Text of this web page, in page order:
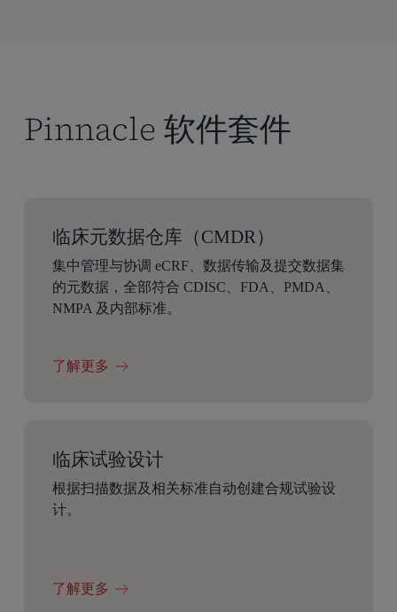
Pinnacle 软件套件
临床元数据仓库（CMDR）
集中管理与协调 eCRF、数据传输及提交数据集
的元数据，全部符合 CDISC、FDA、PMDA、
NMPA 及内部标准。
了解更多
临床试验设计
根据扫描数据及相关标准自动创建合规试验设
计。
了解更多